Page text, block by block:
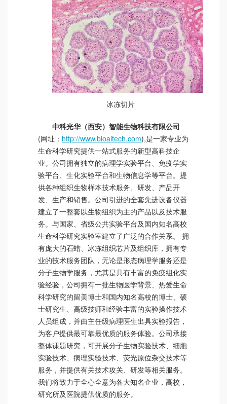
冰冻切片
中科光华（西安）智能生物科技有限公司
(网址： http://www.bioaitech.com),是一家专业为
生命科学研究提供一站式服务的新型高科技企
业。公司拥有独立的病理学实验平台、免疫学实
验平台、生化实验平台和生物信息学等平台。提
供各种组织生物样本技术服务、研发、产品开
发、生产和销售。公司引进的全套先进设备仪器
建立了一整套以生物组织为主的产品以及技术服
务。与国家、省级公共实验平台及国内知名高校
生命科学研究实验室建立了广泛的合作关系。 拥
有庞大的石蜡、冰冻组织芯片及组织库，拥有专
业的技术服务团队，无论是形态病理学服务还是
分子生物学服务，尤其是具有丰富的免疫组化实
验经验，公司拥有一批生物医学背景、热爱生命
科学研究的留美博士和国内知名高校的博士、硕
士研究生、高级技师和经验丰富的实验操作技术
人员组成，并由主任级病理医生出具实验报告，
为客户提供最可靠最优质的服务体验。公司承接
整体课题研究，可开展分子生物实验技术、细胞
实验技术、病理实验技术、荧光原位杂交技术等
服务，并提供有关技术攻关、研发等相关服务。
我们将致力于全心全意为各大知名企业，高校，
研究所及医院提供优质的服务。